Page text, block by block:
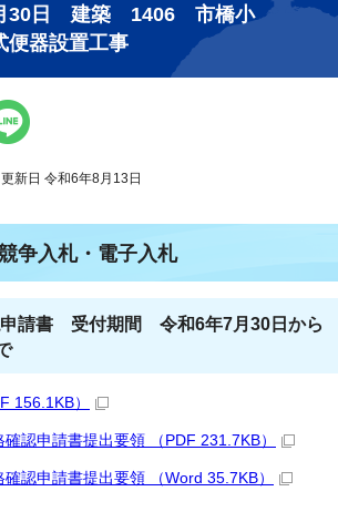
30日 建築 1406 市橋小
便器設置工事
新日 令和6年8月13日
争入札・電子入札
申請書 受付期間 令和6年7月30日から
156.1KB）
認申請書提出要領 （PDF 231.7KB）
認申請書提出要領 （Word 35.7KB）